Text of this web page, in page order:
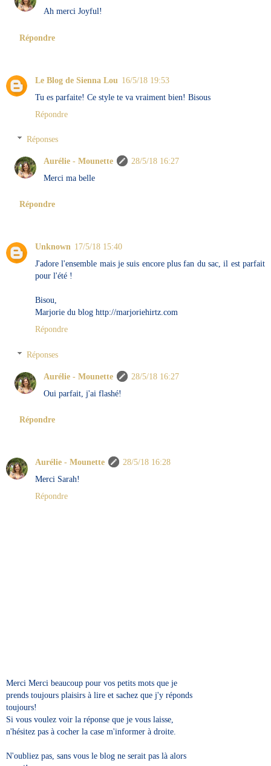
Ah merci Joyful!
Répondre
Le Blog de Sienna Lou 16/5/18 19:53
Tu es parfaite! Ce style te va vraiment bien! Bisous
Répondre
Réponses
Aurélie - Mounette
28/5/18 16:27
Merci ma belle
Répondre
Unknown 17/5/18 15:40
J'adore l'ensemble mais je suis encore plus fan du sac, il est parfait
pour l'été !
Bisou,
Marjorie du blog http://marjoriehirtz.com
Répondre
Réponses
Aurélie - Mounette
28/5/18 16:27
Oui parfait, j'ai flashé!
Répondre
Aurélie - Mounette
28/5/18 16:28
Merci Sarah!
Répondre
Merci Merci beaucoup pour vos petits mots que je
prends toujours plaisirs à lire et sachez que j'y réponds
toujours!
Si vous voulez voir la réponse que je vous laisse,
n'hésitez pas à cocher la case m'informer à droite.
N'oubliez pas, sans vous le blog ne serait pas là alors